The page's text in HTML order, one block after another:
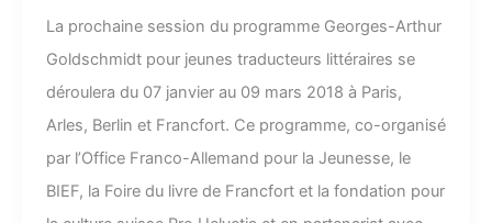
La prochaine session du programme Georges-Arthur
Goldschmidt pour jeunes traducteurs littéraires se
déroulera du 07 janvier au 09 mars 2018 à Paris,
Arles, Berlin et Francfort. Ce programme, co-organisé
par l’Office Franco-Allemand pour la Jeunesse, le
BIEF, la Foire du livre de Francfort et la fondation pour